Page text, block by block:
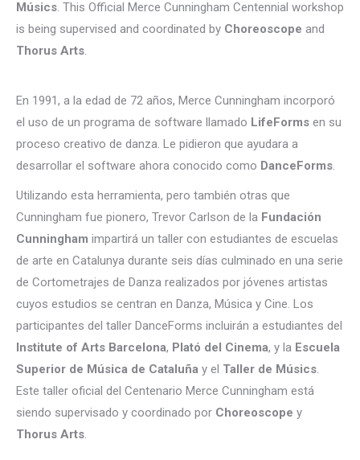
Músics. This Official Merce Cunningham Centennial workshop
is being supervised and coordinated by Choreoscope and
Thorus Arts.
En 1991, a la edad de 72 años, Merce Cunningham incorporó
el uso de un programa de software llamado LifeForms en su
proceso creativo de danza. Le pidieron que ayudara a
desarrollar el software ahora conocido como DanceForms.
Utilizando esta herramienta, pero también otras que
Cunningham fue pionero, Trevor Carlson de la Fundación
Cunningham impartirá un taller con estudiantes de escuelas
de arte en Catalunya durante seis días culminado en una serie
de Cortometrajes de Danza realizados por jóvenes artistas
cuyos estudios se centran en Danza, Música y Cine. Los
participantes del taller DanceForms incluirán a estudiantes del
Institute of Arts Barcelona, Plató del Cinema, y la Escuela
Superior de Música de Cataluña y el Taller de Músics.
Este taller oficial del Centenario Merce Cunningham está
siendo supervisado y coordinado por Choreoscope y
Thorus Arts.